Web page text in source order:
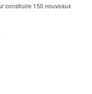
construire 150 nouveaux